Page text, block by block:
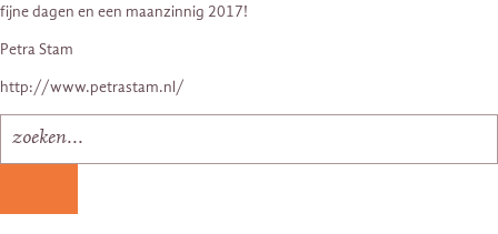
fijne dagen en een maanzinnig 2017!
Petra Stam
http://www.petrastam.nl/